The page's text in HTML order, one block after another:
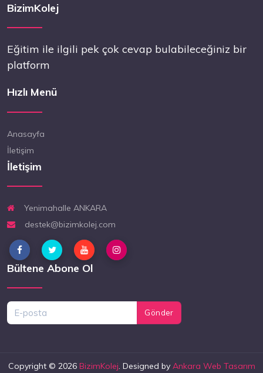
BizimKolej
Eğitim ile ilgili pek çok cevap bulabileceğiniz bir
platform
Hızlı Menü
Anasayfa
İletişim
İletişim
Yenimahalle ANKARA
destek@bizimkolej.com
Bültene Abone Ol
Gönder
Copyright © 2026 BizimKolej. Designed by Ankara Web Tasarım